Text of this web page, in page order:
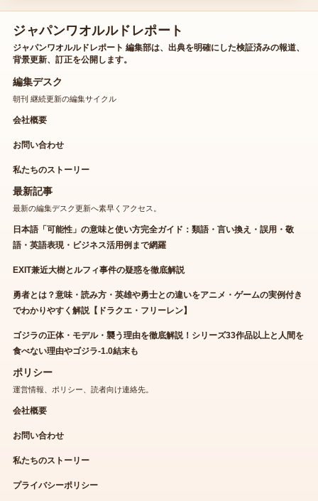
ジャパンワオルルドレポート
ジャパンワオルルドレポート 編集部は、出典を明確にした検証済みの報道、
背景更新、訂正を公開します。
編集デスク
朝刊 継続更新の編集サイクル
会社概要
お問い合わせ
私たちのストーリー
最新記事
最新の編集デスク更新へ素早くアクセス。
日本語「可能性」の意味と使い方完全ガイド：類語・言い換え・誤用・敬
語・英語表現・ビジネス活用例まで網羅
EXIT兼近大樹とルフィ事件の疑惑を徹底解説
勇者とは？意味・読み方・英雄や勇士との違いをアニメ・ゲームの実例付き
でわかりやすく解説【ドラクエ・フリーレン】
ゴジラの正体・モデル・襲う理由を徹底解説！シリーズ33作品以上と人間を
食べない理由やゴジラ-1.0結末も
ポリシー
運営情報、ポリシー、読者向け連絡先。
会社概要
お問い合わせ
私たちのストーリー
プライバシーポリシー